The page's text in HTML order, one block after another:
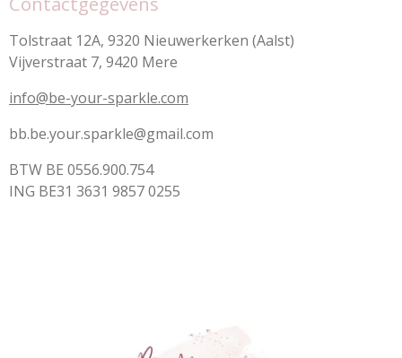
Tolstraat 12A, 9320 Nieuwerkerken (Aalst)
Vijverstraat 7, 9420 Mere
info@be-your-sparkle.com
bb.be.your.sparkle@gmail.com
BTW BE 0556.900.754
ING BE31 3631 9857 0255